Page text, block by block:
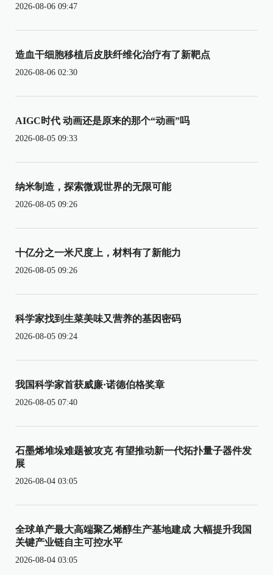
2026-08-06 09:47
造血干细胞移植后皮肤纤维化治疗有了新靶点
2026-08-06 02:30
AIGC时代 动画还是原来的那个“动画”吗
2026-08-05 09:33
纳米制造，探索微观世界的无限可能
2026-08-05 09:26
十亿分之一米尺度上，材料有了新能力
2026-08-05 09:26
科学家找到生菜美味又营养的基因密码
2026-08-05 09:24
我国科学家首获威廉·诺德伯格奖章
2026-08-05 07:40
石墨烯堆垛难题被攻克 有望推动新一代拓扑量子器件发
展
2026-08-04 03:05
全球单产最大高端聚乙烯醇生产基地建成 大幅提升我国
关键产业链自主可控水平
2026-08-04 03:05